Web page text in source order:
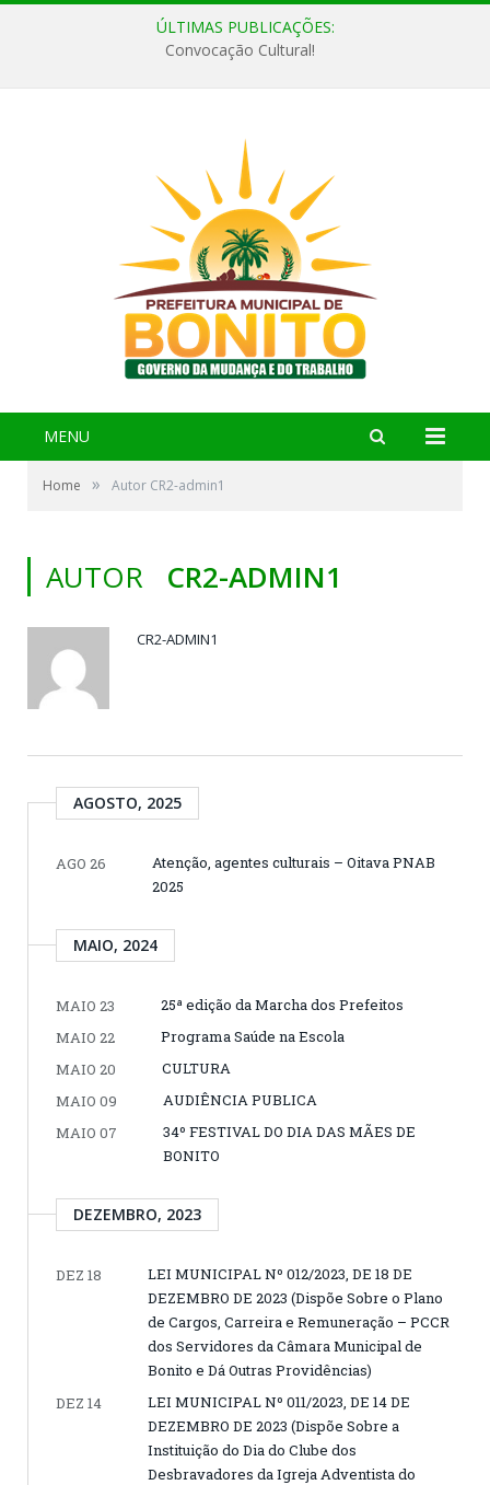
ÚLTIMAS PUBLICAÇÕES:
Convocação Cultural!
MENU
Home » Autor CR2-admin1
AUTOR CR2-ADMIN1
CR2-ADMIN1
AGOSTO, 2025
AGO 26
Atenção, agentes culturais – Oitava PNAB
2025
MAIO, 2024
MAIO 23
25ª edição da Marcha dos Prefeitos
MAIO 22
Programa Saúde na Escola
MAIO 20
CULTURA
MAIO 09
AUDIÊNCIA PUBLICA
MAIO 07
34º FESTIVAL DO DIA DAS MÃES DE
BONITO
DEZEMBRO, 2023
DEZ 18
LEI MUNICIPAL Nº 012/2023, DE 18 DE
DEZEMBRO DE 2023 (Dispõe Sobre o Plano
de Cargos, Carreira e Remuneração – PCCR
dos Servidores da Câmara Municipal de
Bonito e Dá Outras Providências)
DEZ 14
LEI MUNICIPAL Nº 011/2023, DE 14 DE
DEZEMBRO DE 2023 (Dispõe Sobre a
Instituição do Dia do Clube dos
Desbravadores da Igreja Adventista do